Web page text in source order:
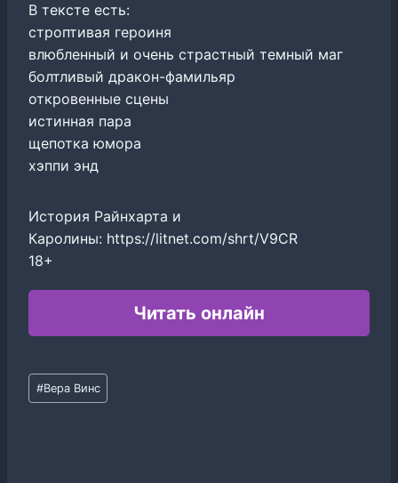
В тексте есть:
строптивая героиня
влюбленный и очень страстный темный маг
болтливый дракон-фамильяр
откровенные сцены
истинная пара
щепотка юмора
хэппи энд
История Райнхарта и
Каролины: https://litnet.com/shrt/V9CR
18+
Читать онлайн
Метки
записи:
#Вера Винс